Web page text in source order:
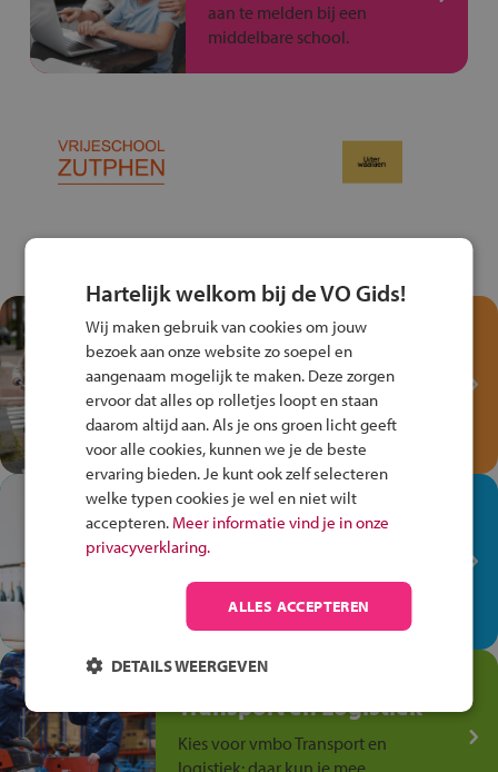
aan te melden bij een
middelbare school.
Test je kennis met het
Fiets Veilig
Verkeersspel!
Speel het Fiets Veilig Verkeersspel
en win een Cortina-fiets!
In de winkel ben je op je
plek!
op de winkelvloer, waar elke dag
anders is!
Jouw talent in de
Transport en Logistiek
Kies voor vmbo Transport en
logistiek: daar kun je mee
Hartelijk welkom bij de VO Gids!
Wij maken gebruik van cookies om jouw
bezoek aan onze website zo soepel en
aangenaam mogelijk te maken. Deze zorgen
ervoor dat alles op rolletjes loopt en staan
daarom altijd aan. Als je ons groen licht geeft
voor alle cookies, kunnen we je de beste
ervaring bieden. Je kunt ook zelf selecteren
welke typen cookies je wel en niet wilt
accepteren. Meer informatie vind je in onze
privacyverklaring.
ALLES ACCEPTEREN
DETAILS WEERGEVEN